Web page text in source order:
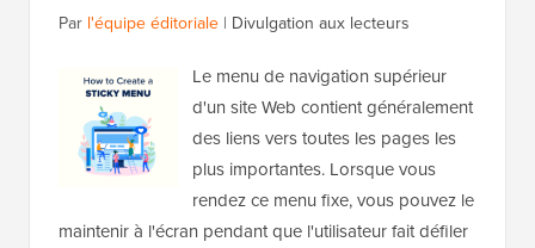
Par l'équipe éditoriale | Divulgation aux lecteurs
Le menu de navigation supérieur
d'un site Web contient généralement
des liens vers toutes les pages les
plus importantes. Lorsque vous
rendez ce menu fixe, vous pouvez le
maintenir à l'écran pendant que l'utilisateur fait défiler